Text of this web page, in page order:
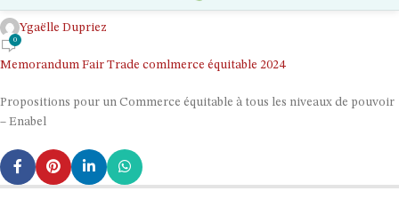
Ygaëlle Dupriez
0
Memorandum Fair Trade comlmerce équitable 2024
Propositions pour un Commerce équitable à tous les niveaux de pouvoir
– Enabel